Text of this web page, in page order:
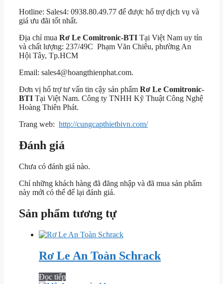
Hotline: Sales4: 0938.80.49.77 để được hổ trợ dịch vụ và
giá ưu đãi tốt nhất.
Địa chỉ mua Rơ Le Comitronic-BTI Tại Việt Nam uy tín
và chất lượng: 237/49C Phạm Văn Chiêu, phường An
Hội Tây, Tp.HCM
Email: sales4@hoangthienphat.com.
Đơn vị hổ trợ tư vấn tin cậy sản phẩm Rơ Le Comitronic-
BTI Tại Việt Nam. Công ty TNHH Kỹ Thuật Công Nghệ
Hoàng Thiên Phát.
Trang web: http://cungcapthietbivn.com/
Đánh giá
Chưa có đánh giá nào.
Chỉ những khách hàng đã đăng nhập và đã mua sản phẩm
này mới có thể để lại đánh giá.
Sản phẩm tương tự
Rơ Le An Toàn Schrack
Đọc tiếp